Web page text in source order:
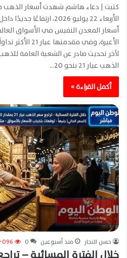
كتبت | دعاء هاشم شهدت أسعار الذهب
الأربعاء 22 يوليو 2026،
أسعار المعدن النفيس في الأسواق
الأعيرة، وفي
لآخر تحديث صادر عن الشعبة العامة
الذهب عيار 21 بنحو 20…
أكمل القراءة »
حسن النجار منذ أسبوعين 0